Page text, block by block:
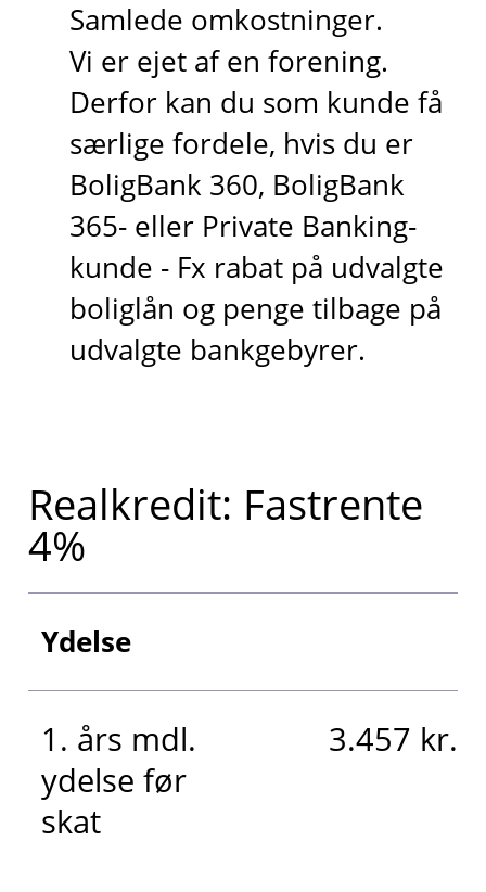
Samlede omkostninger.
Vi er ejet af en forening.
Derfor kan du som kunde få
særlige fordele, hvis du er
BoligBank 360, BoligBank
365- eller Private Banking-
kunde - Fx rabat på udvalgte
boliglån og penge tilbage på
udvalgte bankgebyrer.
Realkredit: Fastrente
4%
Ydelse
1. års mdl.
ydelse før
skat
3.457 kr.